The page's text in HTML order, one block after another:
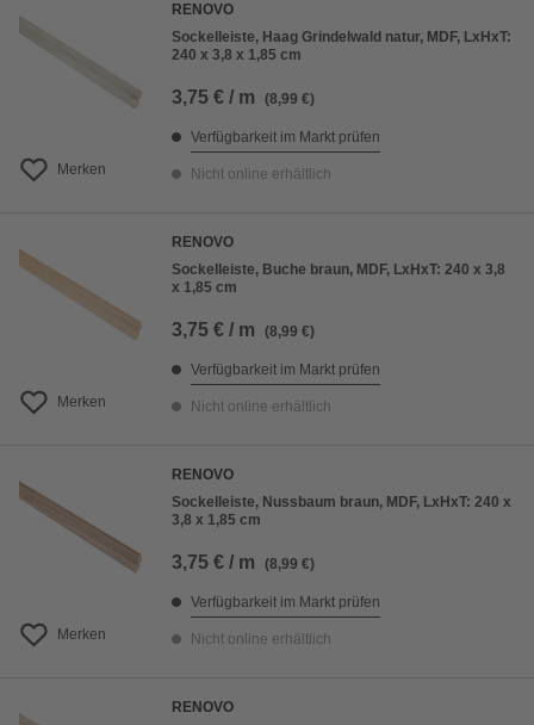
Merken
RENOVO
Sockelleiste, Haag Grindelwald natur, MDF, LxHxT:
240 x 3,8 x 1,85 cm
3,75 € / m (8,99 €)
Verfügbarkeit im Markt prüfen
Nicht online erhältlich
Merken
RENOVO
Sockelleiste, Buche braun, MDF, LxHxT: 240 x 3,8
x 1,85 cm
3,75 € / m (8,99 €)
Verfügbarkeit im Markt prüfen
Nicht online erhältlich
Merken
RENOVO
Sockelleiste, Nussbaum braun, MDF, LxHxT: 240 x
3,8 x 1,85 cm
3,75 € / m (8,99 €)
Verfügbarkeit im Markt prüfen
Nicht online erhältlich
RENOVO